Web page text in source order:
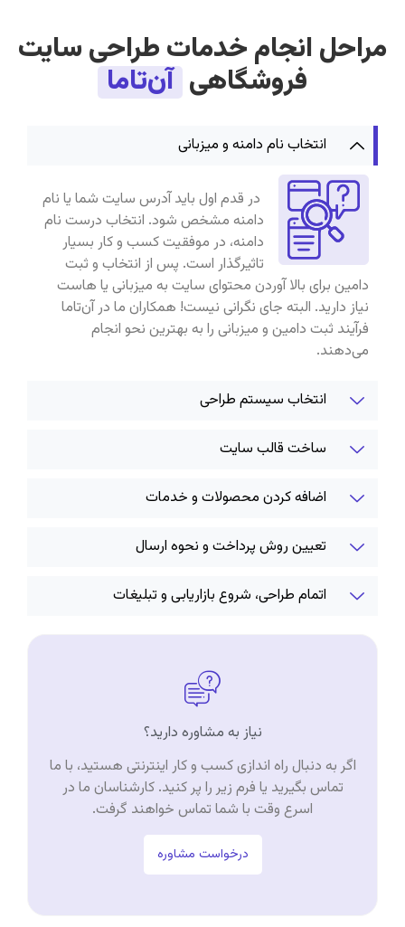
مراحل انجام خدمات طراحی سایت
فروشگاهی آن‌تاما
انتخاب نام دامنه و میزبانی
در قدم اول باید آدرس سایت شما یا نام
دامنه مشخص شود. انتخاب درست نام
دامنه، در موفقیت کسب و کار بسیار
تاثیرگذار است. پس از انتخاب و ثبت
دامین برای بالا آوردن محتوای سایت به میزبانی یا هاست
نیاز دارید. البته جای نگرانی نیست! همکاران ما در آن‌تاما
فرآیند ثبت دامین و میزبانی را به بهترین نحو انجام
می‌دهند.
انتخاب سیستم طراحی
ساخت قالب سایت
اضافه کردن محصولات و خدمات
تعیین روش پرداخت و نحوه ارسال
اتمام طراحی، شروع بازاریابی و تبلیغات
نیاز به مشاوره دارید؟
اگر به دنبال راه اندازی کسب و کار اینترنتی هستید، با ما
تماس بگیرید یا فرم زیر را پر کنید. کارشناسان ما در
اسرع وقت با شما تماس خواهند گرفت.
درخواست مشاوره